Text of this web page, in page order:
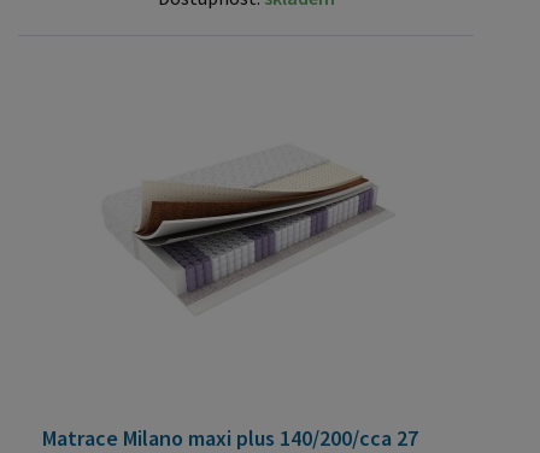
Matrace Milano maxi plus 140/200/cca 27